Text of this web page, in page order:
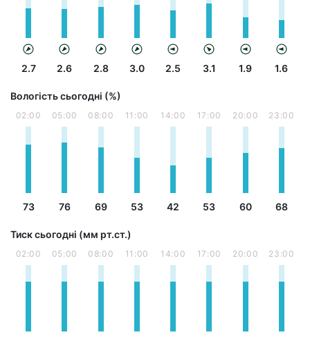
2.7 2.6 2.8 3.0 2.5 3.1 1.9 1.6
Вологість сьогодні (%)
02:00
73
05:00
76
08:00
69
11:00
53
14:00
42
17:00
53
20:00
60
23:00
68
Тиск сьогодні (мм рт.ст.)
02:00 05:00 08:00 11:00 14:00 17:00 20:00 23:00